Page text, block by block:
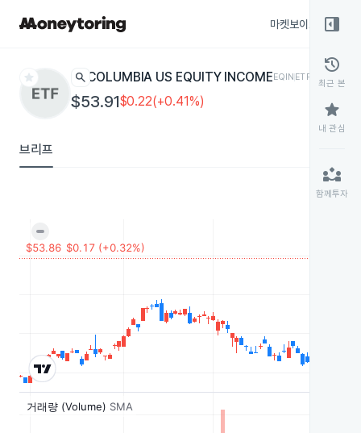
마켓보이스
star search COLUMBIA US EQUITY INCOMEEQINETF
$53.91$0.22(+0.41%)
브리프
right_panel_open
history
최근 본
star
내 관심
partner_exchange
함께투자